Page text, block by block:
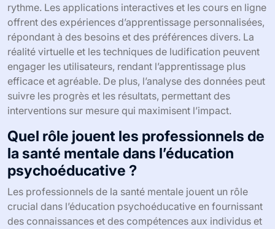
rythme. Les applications interactives et les cours en ligne
offrent des expériences d’apprentissage personnalisées,
répondant à des besoins et des préférences divers. La
réalité virtuelle et les techniques de ludification peuvent
engager les utilisateurs, rendant l’apprentissage plus
efficace et agréable. De plus, l’analyse des données peut
suivre les progrès et les résultats, permettant des
interventions sur mesure qui maximisent l’impact.
Quel rôle jouent les professionnels de
la santé mentale dans l’éducation
psychoéducative ?
Les professionnels de la santé mentale jouent un rôle
crucial dans l’éducation psychoéducative en fournissant
des connaissances et des compétences aux individus et